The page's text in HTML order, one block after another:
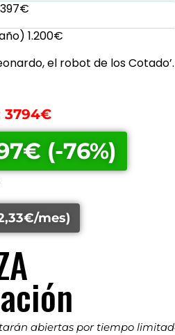
397€
1.200€
el robot de los Cotado’.
3794€
(-76%)
mes)
abiertas por tiempo